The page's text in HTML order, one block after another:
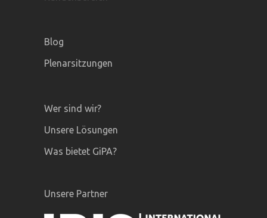
Blog
Plenarsitzungen
Wer sind wir?
Unsere Lösungen
Was bietet GiPA?
Unsere Partner